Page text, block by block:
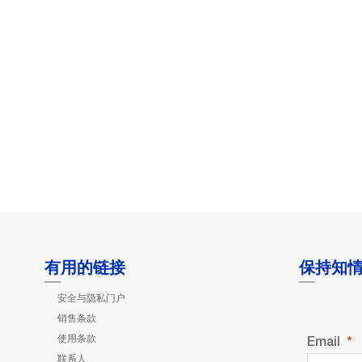
有用的链接
安全与隐私门户
销售条款
使用条款
联系人
保持知
Email